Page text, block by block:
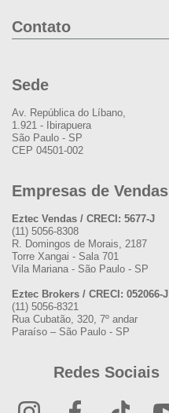
Contato
Sede
Av. República do Líbano,
1.921 - Ibirapuera
São Paulo - SP
CEP 04501-002
Empresas de Vendas
Eztec Vendas / CRECI: 5677-J
(11) 5056-8308
R. Domingos de Morais, 2187
Torre Xangai - Sala 701
Vila Mariana - São Paulo - SP
Eztec Brokers / CRECI: 052066-J
(11) 5056-8321
Rua Cubatão, 320, 7º andar
Paraíso – São Paulo - SP
Redes Sociais